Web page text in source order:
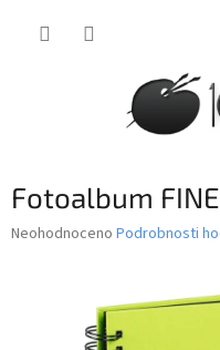
Fotoalbum
Průměrné
Neohodnoceno Podrobnosti